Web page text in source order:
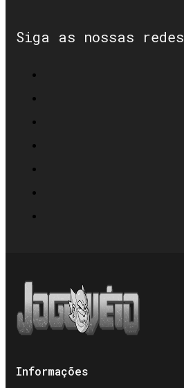
Siga as nossas redes
Informações